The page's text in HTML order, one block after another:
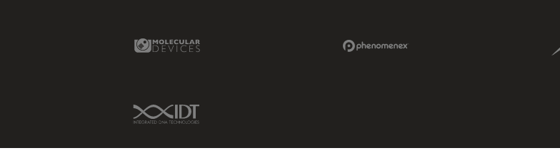
Molecular Devices Link
IDT Link